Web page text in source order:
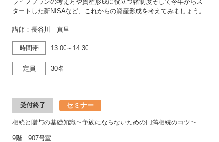
ライフプランの考え方や資産形成に役立つ諸制度そして今年からス
タートした新NISAなど、これからの資産形成を考えてみましょう。
講師：長谷川 真里
時間帯 13:00～14:30
定員 30名
受付終了 セミナー
相続と贈与の基礎知識〜争族にならないための円満相続のコツ〜
9階 907号室